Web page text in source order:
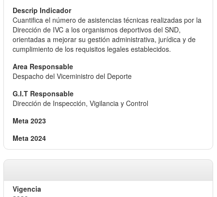
Cuantifica el número de asistencias técnicas realizadas por la
Dirección de IVC a los organismos deportivos del SND,
orientadas a mejorar su gestión administrativa, jurídica y de
cumplimiento de los requisitos legales establecidos.
Despacho del Viceministro del Deporte
Dirección de Inspección, Vigilancia y Control